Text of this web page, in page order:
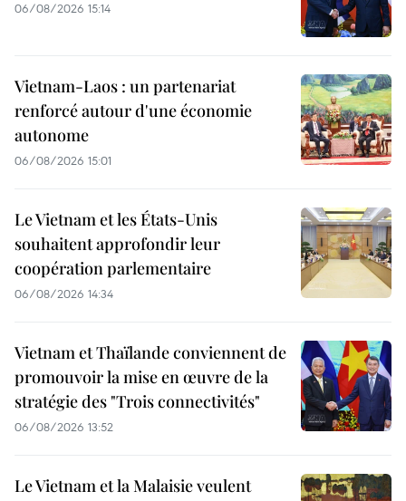
06/08/2026 15:14
Vietnam-Laos : un partenariat
renforcé autour d'une économie
autonome
06/08/2026 15:01
Le Vietnam et les États-Unis
souhaitent approfondir leur
coopération parlementaire
06/08/2026 14:34
Vietnam et Thaïlande conviennent de
promouvoir la mise en œuvre de la
stratégie des "Trois connectivités"
06/08/2026 13:52
Le Vietnam et la Malaisie veulent